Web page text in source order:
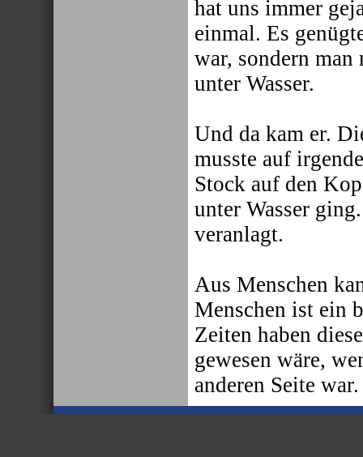
hat uns immer
einmal. Es
war, sondern
unter Wasser.
Und da kam er.
musste auf
Stock auf den
unter Wasser
veranlagt.
Aus Menschen
Menschen ist ein
Zeiten haben
gewesen wäre,
anderen Seite